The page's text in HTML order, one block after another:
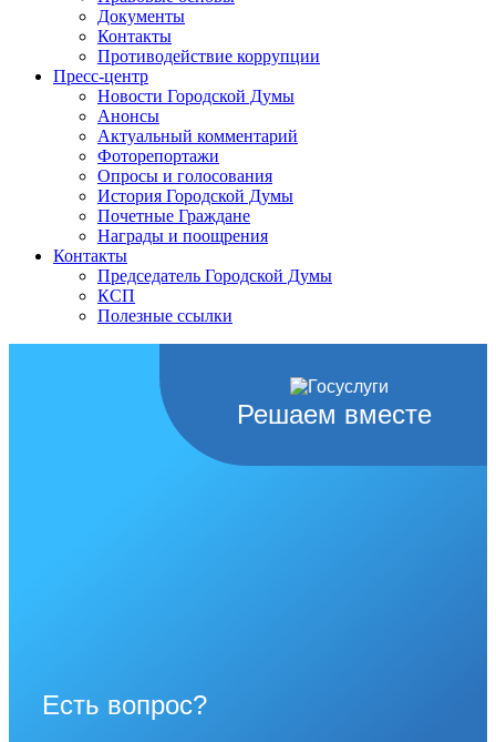
Документы
Контакты
Противодействие коррупции
Пресс-центр
Новости Городской Думы
Анонсы
Актуальный комментарий
Фоторепортажи
Опросы и голосования
История Городской Думы
Почетные Граждане
Награды и поощрения
Контакты
Председатель Городской Думы
КСП
Полезные ссылки
Решаем вместе
Есть вопрос?